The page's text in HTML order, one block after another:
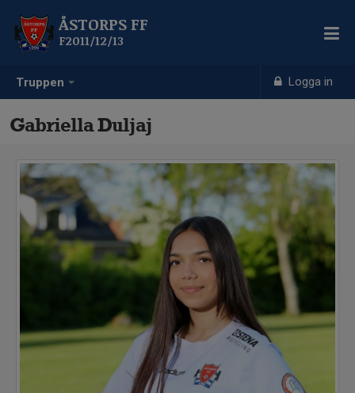
Truppen Logga in
ÅSTORPS FF
F2011/12/13
Gabriella Duljaj